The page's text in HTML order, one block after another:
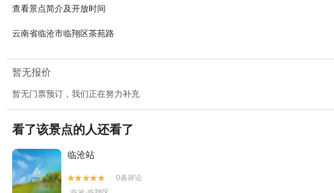
查看景点简介及开放时间
云南省临沧市临翔区茶苑路
暂无报价
暂无门票预订，我们正在努力补充
看了该景点的人还看了
临沧站


0条评论